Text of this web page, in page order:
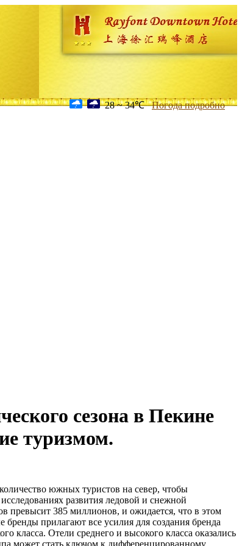
28 ~ 34℃ Погода подробно
сезона в Пекине
туризмом.
южных туристов на север, чтобы
развития ледовой и снежной
превысит 385 миллионов, и ожидается, что в этом
прилагают все усилия для создания бренда
класса. Отели среднего и высокого класса оказались
может стать ключом к дифференцированному